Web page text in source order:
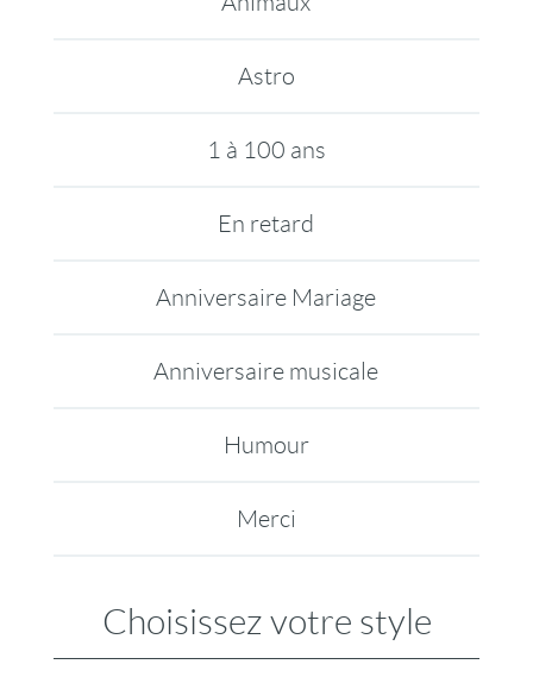
Astro
1 à 100 ans
En retard
Anniversaire Mariage
Anniversaire musicale
Humour
Merci
Choisissez votre style